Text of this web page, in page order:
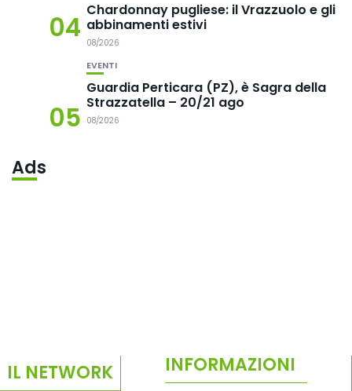
04
Chardonnay pugliese: il Vrazzuolo e gli
abbinamenti estivi
08/2026
05
EVENTI
Guardia Perticara (PZ), è Sagra della
Strazzatella – 20/21 ago
08/2026
Ads
IL NETWORK INFORMAZIONI